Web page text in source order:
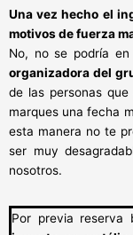
Una vez hecho el
motivos de fuerza
No, no se podría
organizadora del
de las personas
marques una fecha
esta manera no te
ser muy
nosotros.
Por previa reserva